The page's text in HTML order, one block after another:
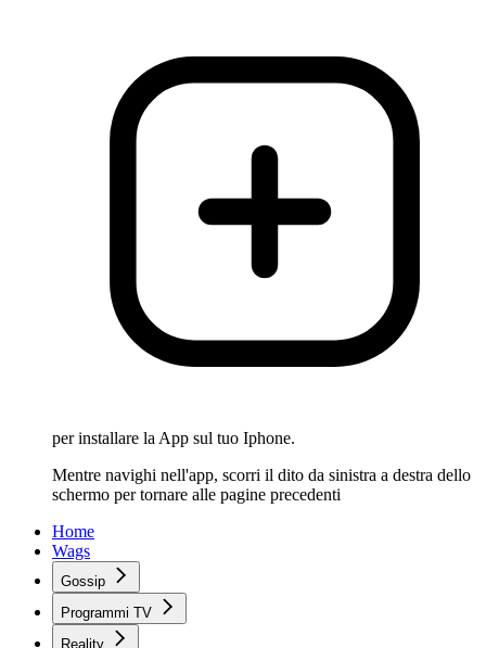
per installare la App sul tuo Iphone.
Mentre navighi nell'app, scorri il dito da sinistra a destra dello
schermo per tornare alle pagine precedenti
Home
Wags
Gossip
Programmi TV
Reality